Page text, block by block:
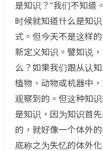
是知识？”我们不知道
时候就知道什么是知
式。但今天不是这样
新定义知识。譬如说
么？如果我们跟从认
植物、动物或机器中
观察到的。但这种知
是知识，因为知识首
的，就好像一个体外
底称之为失忆的体外